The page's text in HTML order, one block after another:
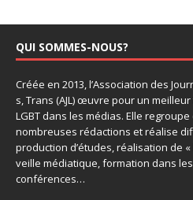
QUI SOMMES-NOUS?
Créée en 2013, l’Association des
s, Trans (AJL) œuvre pour un
LGBT dans les médias. Elle
nombreuses rédactions et réalise
production d’études, réalisation de
veille médiatique, formation dans
conférences…